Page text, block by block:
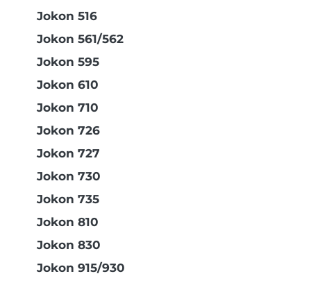
Jokon 516
Jokon 561/562
Jokon 595
Jokon 610
Jokon 710
Jokon 726
Jokon 727
Jokon 730
Jokon 735
Jokon 810
Jokon 830
Jokon 915/930